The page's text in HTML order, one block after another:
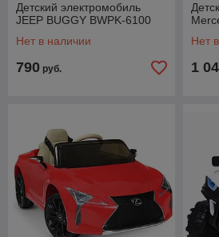
Детский электромобиль
JEEP BUGGY BWPK-6100
Нет в наличии
790 руб.
Нет
1